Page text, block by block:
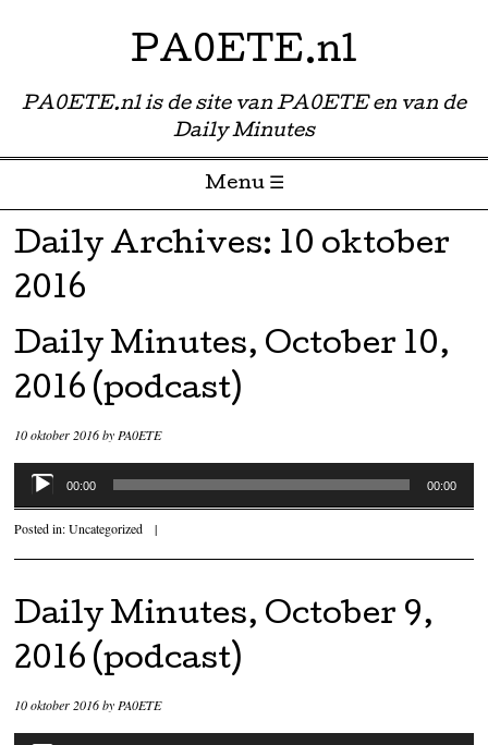
PA0ETE.nl
PA0ETE.nl is de site van PA0ETE en van de
Daily Minutes
Menu ☰
Skip to content
Daily Archives: 10 oktober
2016
Daily Minutes, October 10,
2016 (podcast)
10 oktober 2016byPA0ETE
Audiospeler
00:00 00:00
Posted in:Uncategorized |
Daily Minutes, October 9,
2016 (podcast)
10 oktober 2016by PA0ETE